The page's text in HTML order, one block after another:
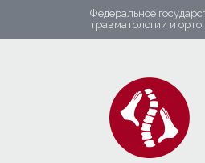
Федеральное
травматологии и